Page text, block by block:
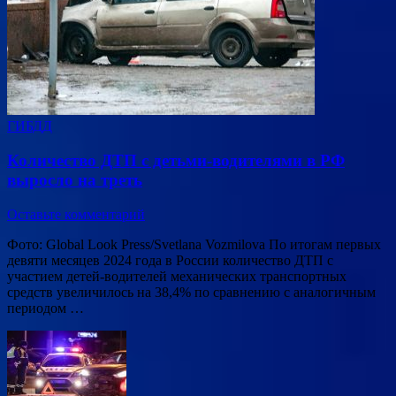
ГИБДД
Количество ДТП с детьми-водителями в РФ
выросло на треть
Оставьте комментарий
Фото: Global Look Press/Svetlana Vozmilova По итогам первых
девяти месяцев 2024 года в России количество ДТП с
участием детей-водителей механических транспортных
средств увеличилось на 38,4% по сравнению с аналогичным
периодом …